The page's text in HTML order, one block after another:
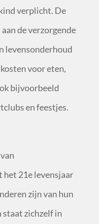
verplicht. De
de verzorgende
levensonderhoud
voor eten,
bijvoorbeeld
en feestjes.
het 21elevensjaar
zijn van hun
zichzelf in